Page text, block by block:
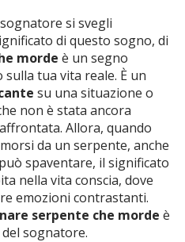
si svegli
di questo sogno, di
morde è un segno
tua vita reale. È un
su una situazione o
non è stata ancora
Allora, quando
da un serpente, anche
spaventare, il significato
nella vita conscia, dove
emozioni contrastanti.
serpente che morde è
sognatore.